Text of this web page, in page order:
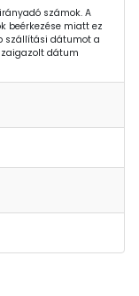
számok. A
beérkezése miatt ez
szállítási dátumot a
dátum